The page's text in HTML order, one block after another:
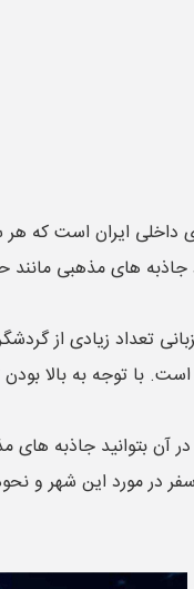
داخلی ایران است که
های مذهبی مانند
تعداد زیادی از
با توجه به بالا
آن بتوانید جاذبه های
در مورد این شهر و